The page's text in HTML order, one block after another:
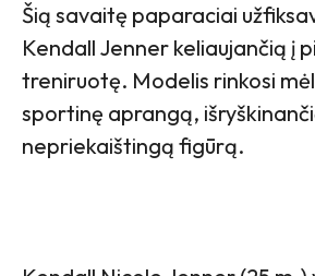
Šią savaitę paparaciai
Kendall Jenner keliaujančią į
treniruotę. Modelis rinkosi
sportinę aprangą,
nepriekaištingą figūrą.